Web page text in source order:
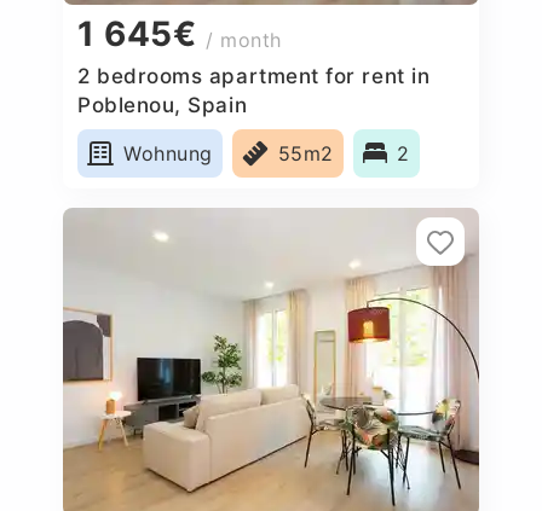
1 645€ / month
2 bedrooms apartment for rent in
Poblenou, Spain
Wohnung
55m2 2